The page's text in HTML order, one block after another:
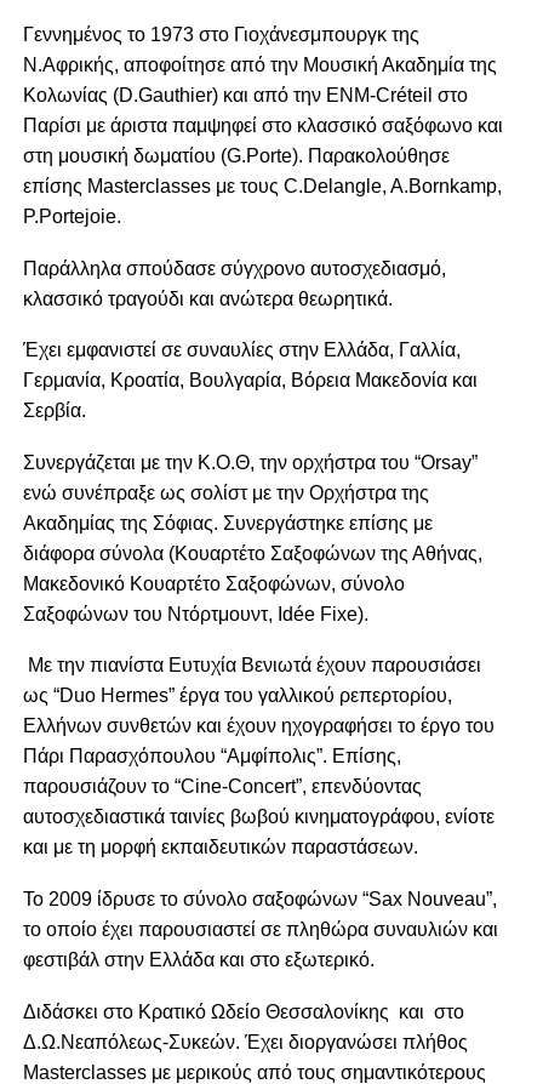
Γεννημένος το 1973 στο Γιοχάνεσμπουργκ της
Ν.Αφρικής, αποφοίτησε από την Μουσική Ακαδημία της
Κολωνίας (D.Gauthier) και από την ENM-Créteil στο
Παρίσι με άριστα παμψηφεί στο κλασσικό σαξόφωνο και
στη μουσική δωματίου (G.Porte). Παρακολούθησε
επίσης Masterclasses με τους C.Delangle, A.Bornkamp,
P.Portejoie.
Παράλληλα σπούδασε σύγχρονο αυτοσχεδιασμό,
κλασσικό τραγούδι και ανώτερα θεωρητικά.
Έχει εμφανιστεί σε συναυλίες στην Ελλάδα, Γαλλία,
Γερμανία, Κροατία, Βουλγαρία, Βόρεια Μακεδονία και
Σερβία.
Συνεργάζεται με την Κ.Ο.Θ, την ορχήστρα του “Orsay”
ενώ συνέπραξε ως σολίστ με την Ορχήστρα της
Ακαδημίας της Σόφιας. Συνεργάστηκε επίσης με
διάφορα σύνολα (Κουαρτέτο Σαξοφώνων της Αθήνας,
Μακεδονικό Κουαρτέτο Σαξοφώνων, σύνολο
Σαξοφώνων του Ντόρτμουντ, Idée Fixe).
Mε την πιανίστα Ευτυχία Βενιωτά έχουν παρουσιάσει
ως “Duo Hermes” έργα του γαλλικού ρεπερτορίου,
Ελλήνων συνθετών και έχουν ηχογραφήσει το έργο του
Πάρι Παρασχόπουλου “Αμφίπολις”. Επίσης,
παρουσιάζουν το “Cine-Concert”, επενδύοντας
αυτοσχεδιαστικά ταινίες βωβού κινηματογράφου, ενίοτε
και με τη μορφή εκπαιδευτικών παραστάσεων.
Το 2009 ίδρυσε το σύνολο σαξοφώνων “Sax Nouveau”,
το οποίο έχει παρουσιαστεί σε πληθώρα συναυλιών και
φεστιβάλ στην Ελλάδα και στο εξωτερικό.
Διδάσκει στο Κρατικό Ωδείο Θεσσαλονίκης και στο
Δ.Ω.Νεαπόλεως-Συκεών. Έχει διοργανώσει πλήθος
Masterclasses με μερικούς από τους σημαντικότερους